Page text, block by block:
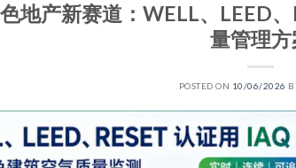
地产新赛道：WELL、LEED
量管理方
POSTED ON 10/06/2026